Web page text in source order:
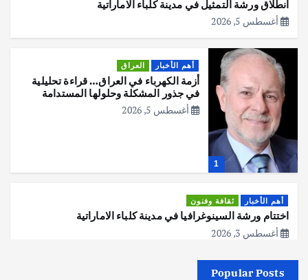
انطلاق ورشة التمثيل في مدينة كلباء الاماراتية
أغسطس 5, 2026
1
أهم الأخبار العراق
أزمة الكهرباء في العراق… قراءة تحليلية
في جذور المشكلة وحلولها المستدامة
أغسطس 5, 2026
أهم الأخبار ثقافة وفنون
اختتام ورشة السينوغرافيا في مدينة كلباء الاماراتية
أغسطس 3, 2026
Popular Posts